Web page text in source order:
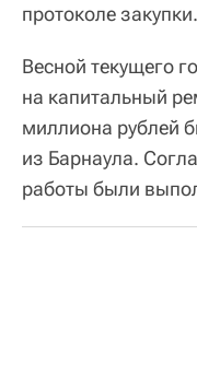
протоколе закупки.
Весной текущего
на капитальный
миллиона рублей
из Барнаула.
работы были